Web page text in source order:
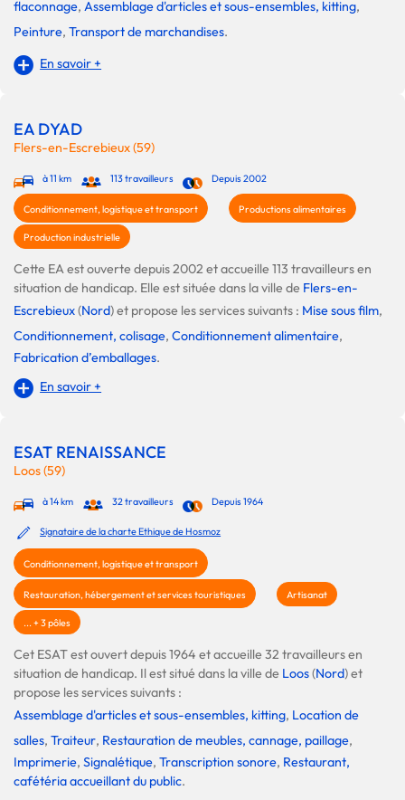
flaconnage, Assemblage d'articles et sous-ensembles, kitting,
Peinture, Transport de marchandises.
En savoir +
EA DYAD
Flers-en-Escrebieux (59)
à 11 km 113 travailleurs Depuis 2002
Conditionnement, logistique et transport Productions alimentaires
Production industrielle
Cette EA est ouverte depuis 2002 et accueille 113 travailleurs en
situation de handicap. Elle est située dans la ville de Flers-en-
Escrebieux(Nord) et propose les services suivants : Mise sous film,
Conditionnement, colisage, Conditionnement alimentaire,
Fabrication d’emballages.
En savoir +
ESAT RENAISSANCE
Loos (59)
à 14 km 32 travailleurs Depuis 1964
Signataire de la charte Ethique de Hosmoz
Conditionnement, logistique et transport
Restauration, hébergement et services touristiques Artisanat
... + 3 pôles
Cet ESAT est ouvert depuis 1964 et accueille 32 travailleurs en
situation de handicap. Il est situé dans la ville de Loos(Nord) et
propose les services suivants :
Assemblage d'articles et sous-ensembles, kitting, Location de
salles, Traiteur, Restauration de meubles, cannage, paillage,
Imprimerie, Signalétique, Transcription sonore, Restaurant,
cafétéria accueillant du public.